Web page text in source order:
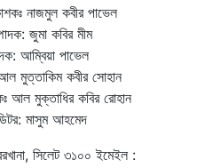
নাজমুল কবীর পাভেল
জুমা কবির মীম
আম্বিয়া পাভেল
আল মুত্তাকিম কবীর সোহান
আল মুক্তাধির কবির রোহান
মাসুম আহমেদ
সিলেট ৩১০০ ইমেইল :